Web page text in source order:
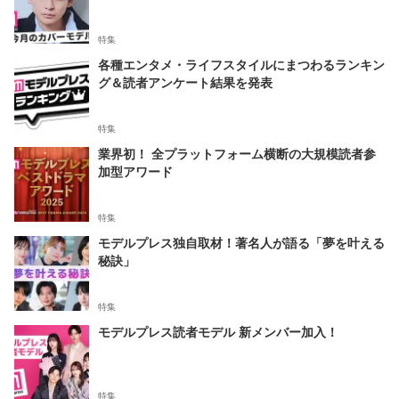
特集
各種エンタメ・ライフスタイルにまつわるランキン
グ＆読者アンケート結果を発表
特集
業界初！ 全プラットフォーム横断の大規模読者参
加型アワード
特集
モデルプレス独自取材！著名人が語る「夢を叶える
秘訣」
特集
モデルプレス読者モデル 新メンバー加入！
特集